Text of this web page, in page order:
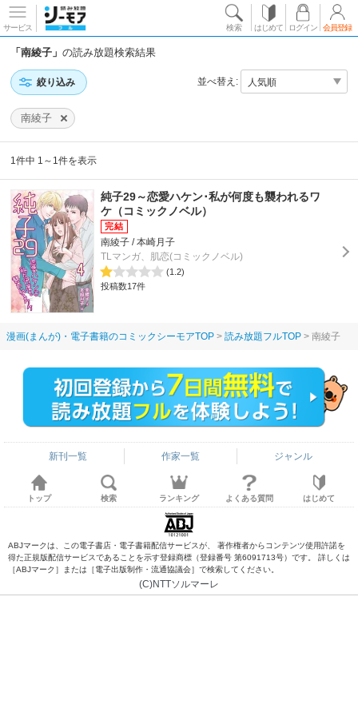
サービス 検索 はじめて ログイン 会員登録
「南綾子」の読み放題検索結果
絞り込み 並べ替え:
南綾子
1件中 1～1件を表示
純子29～恋愛ハケン･私が何度も襲われるワ
ケ（コミックノベル）
南綾子 / 本崎月子
TLマンガ、肌恋(コミックノベル)
(1.2)
投稿数17件
漫画(まんが)・電子書籍のコミックシーモアTOP 読み放題フルTOP 南綾子
新刊一覧 作家一覧 ジャンル
トップ 検索 ランキング よくある質問 はじめて
ABJマークは、この電子書店・電子書籍配信サービスが、 著作権者からコンテンツ使用許諾を
得た正規版配信サービスであることを示す登録商標（登録番号 第6091713号）です。 詳しくは
［ABJマーク］または［電子出版制作・流通協議会］で検索してください。
(C)NTTソルマーレ